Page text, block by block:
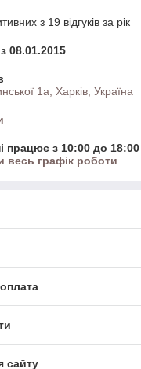
з 19 відгуків за рік
08.01.2015
1а, Харків, Україна
працює з 10:00 до 18:00
весь графік роботи
сайту